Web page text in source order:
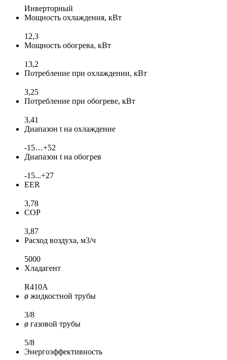
Инверторный
Мощность охлаждения, кВт
12,3
Мощность обогрева, кВт
13,2
Потребление при охлаждении, кВт
3,25
Потребление при обогреве, кВт
3,41
Диапазон t на охлаждение
-15…+52
Диапазон t на обогрев
-15...+27
EER
3,78
COP
3,87
Расход воздуха, м3/ч
5000
Хладагент
R410A
ø жидкостной трубы
3/8
ø газовой трубы
5/8
Энергоэффективность